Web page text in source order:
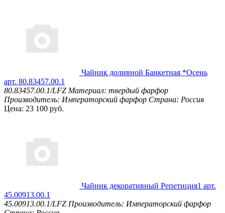
Чайник доливной Банкетная *Осень
арт. 80.83457.00.1
80.83457.00.1/LFZ Материал: твердый фарфор
Производитель: Императорский фарфор Страна: Россия
Цена: 23 100 руб.
Чайник декоративный Репетиция1 арт.
45.00913.00.1
45.00913.00.1/LFZ Производитель: Императорский фарфор